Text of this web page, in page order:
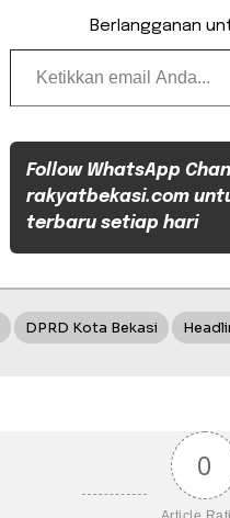
Berlangganan
Ketikkan email Anda...
Follow WhatsApp
rakyatbekasi.com
terbaru setiap hari
DPRD Kota Bekasi
0